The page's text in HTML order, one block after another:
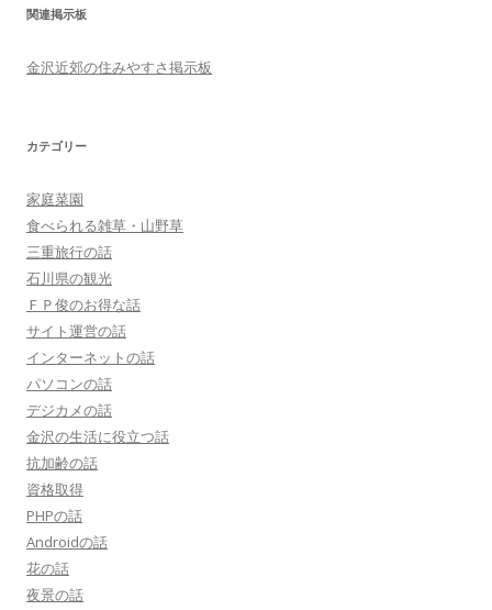
関連掲示板
金沢近郊の住みやすさ掲示板
カテゴリー
家庭菜園
食べられる雑草・山野草
三重旅行の話
石川県の観光
ＦＰ俊のお得な話
サイト運営の話
インターネットの話
パソコンの話
デジカメの話
金沢の生活に役立つ話
抗加齢の話
資格取得
PHPの話
Androidの話
花の話
夜景の話